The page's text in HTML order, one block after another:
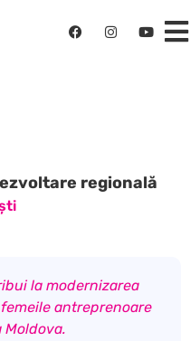
regională
la modernizarea
antreprenoare